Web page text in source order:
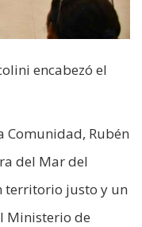
encabezó el
Comunidad, Rubén
del Mar del
territorio justo y un
Ministerio de